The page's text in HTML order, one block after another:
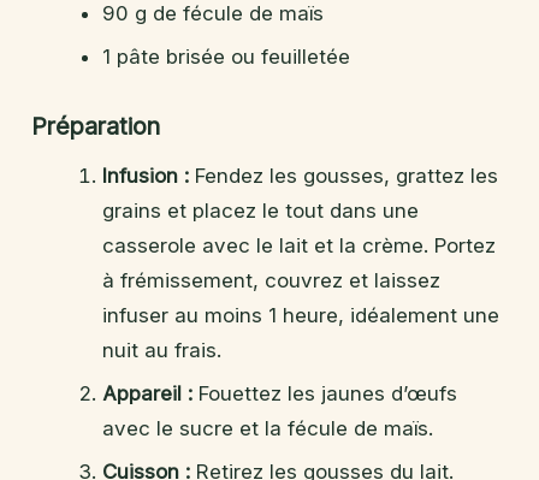
90 g de fécule de maïs
1 pâte brisée ou feuilletée
Préparation
Infusion :Fendez les gousses, grattez les
grains et placez le tout dans une
casserole avec le lait et la crème. Portez
à frémissement, couvrez et laissez
infuser au moins 1 heure, idéalement une
nuit au frais.
Appareil :Fouettez les jaunes d’œufs
avec le sucre et la fécule de maïs.
Cuisson :Retirez les gousses du lait.